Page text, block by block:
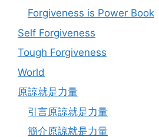
Forgiveness is Power Book
Self Forgiveness
Tough Forgiveness
World
原諒就是力量
引言原諒就是力量
簡介原諒就是力量